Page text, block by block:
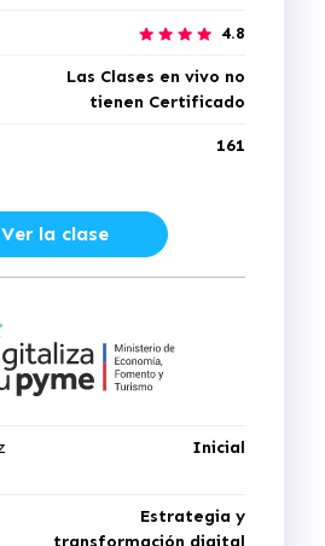
4.8
Las Clases en vivo no
tienen Certificado
161
Ver la clase
Inicial
Estrategia y
transformación digital